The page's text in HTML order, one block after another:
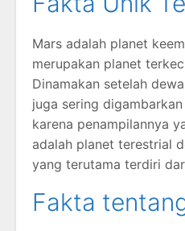
Mars adalah planet
merupakan planet
Dinamakan setelah
juga sering
karena penampilannya
adalah planet terestrial
yang terutama terdiri
Fakta